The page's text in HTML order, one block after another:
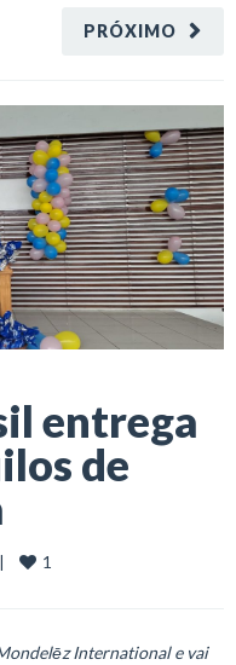
PRÓXIMO
entrega
de
|
1
International e vai